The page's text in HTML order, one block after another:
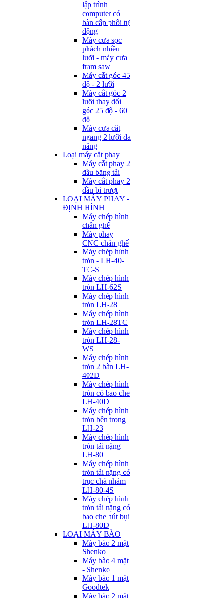
lập trình
computer có
bàn cấp phôi tự
động
Máy cưa sọc
phách nhiều
lưỡi - máy cưa
fram saw
Máy cắt góc 45
độ - 2 lưỡi
Máy cắt góc 2
lưỡi thay đổi
góc 25 độ - 60
độ
Máy cưa cắt
ngang 2 lưỡi đa
năng
Loại máy cắt phay
Máy cắt phay 2
đầu băng tải
Máy cắt phay 2
đầu bi trượt
LOẠI MÁY PHAY -
ĐỊNH HÌNH
Máy chép hình
chân ghế
Máy phay
CNC chân ghế
Máy chép hình
tròn - LH-40-
TC-S
Máy chép hình
tròn LH-62S
Máy chép hình
tròn LH-28
Máy chép hình
tròn LH-28TC
Máy chép hình
tròn LH-28-
WS
Máy chép hình
tròn 2 bàn LH-
402D
Máy chép hình
tròn có bao che
LH-40D
Máy chép hình
tròn bên trong
LH-23
Máy chép hình
tròn tải nặng
LH-80
Máy chép hình
tròn tải nặng có
trục chà nhám
LH-80-4S
Máy chép hình
tròn tải nặng có
bao che hút bụi
LH-80D
LOẠI MÁY BÀO
Máy bào 2 mặt
Shenko
Máy bào 4 mặt
- Shenko
Máy bào 1 mặt
Goodtek
Máy bào 2 mặt